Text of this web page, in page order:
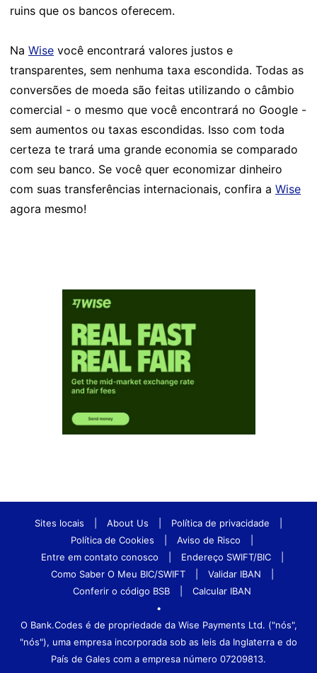
ruins que os bancos oferecem.
Na Wise você encontrará valores justos e
transparentes, sem nenhuma taxa escondida. Todas as
conversões de moeda são feitas utilizando o câmbio
comercial - o mesmo que você encontrará no Google -
sem aumentos ou taxas escondidas. Isso com toda
certeza te trará uma grande economia se comparado
com seu banco. Se você quer economizar dinheiro
com suas transferências internacionais, confira a Wise
agora mesmo!
Sites locais About Us Política de privacidade
Política de Cookies
Aviso de Risco
Entre em contato conosco
Endereço SWIFT/BIC
Como Saber O Meu BIC/SWIFT
Validar IBAN
Conferir o código BSB
Calcular IBAN
•
O Bank.Codes é de propriedade da Wise Payments Ltd. ("nós",
"nós"), uma empresa incorporada sob as leis da Inglaterra e do
País de Gales com a empresa número 07209813.